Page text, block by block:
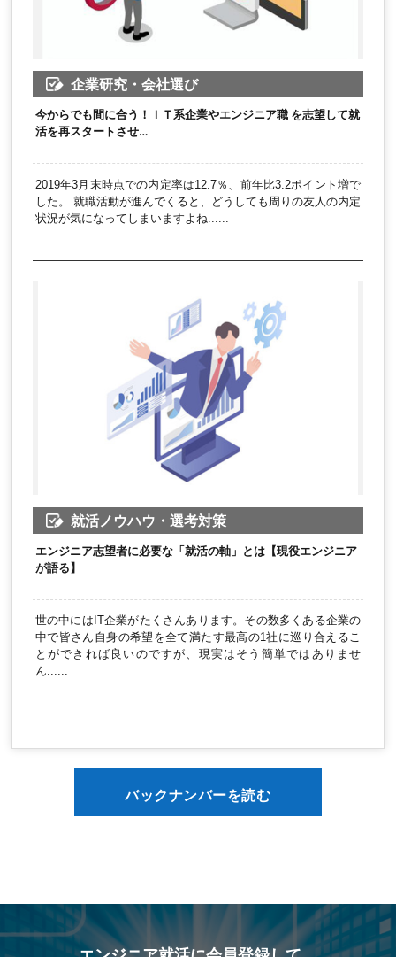
企業研究・会社選び
今からでも間に合う！ＩＴ系企業やエンジニア職 を志望して就
活を再スタートさせ…
2019年3月末時点での内定率は12.7％、前年比3.2ポイント増で
した。 就職活動が進んでくると、どうしても周りの友人の内定
状況が気になってしまいますよね......
就活ノウハウ・選考対策
エンジニア志望者に必要な「就活の軸」とは【現役エンジニア
が語る】
世の中にはIT企業がたくさんあります。その数多くある企業の
中で皆さん自身の希望を全て満たす最高の1社に巡り合えるこ
とができれば良いのですが、現実はそう簡単ではありませ
ん......
バックナンバーを読む